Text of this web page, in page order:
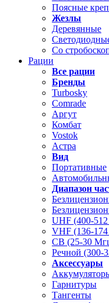
Поясные
Жезлы
Деревянные
Со
Рации
Все рации
Бренды
Turbosky
Comrade
Аргут
Комбат
Vostok
Астра
Вид
Портативные
Диапазон
UHF (400-
VHF (136-
CB (25-30
Речной (300-
Аксессуары
Гарнитуры
Тангенты